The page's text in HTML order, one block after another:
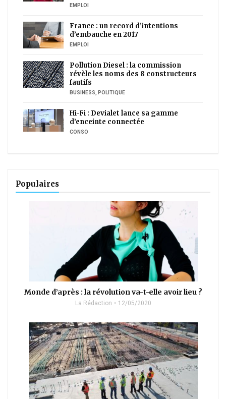
EMPLOI
France : un record d’intentions
d’embauche en 2017
EMPLOI
Pollution Diesel : la commission
révèle les noms des 8 constructeurs
fautifs
BUSINESS POLITIQUE
Hi-Fi : Devialet lance sa gamme
d’enceinte connectée
CONSO
Populaires
Monde d’après : la révolution va-t-elle avoir lieu ?
La Rédaction 12/05/2020